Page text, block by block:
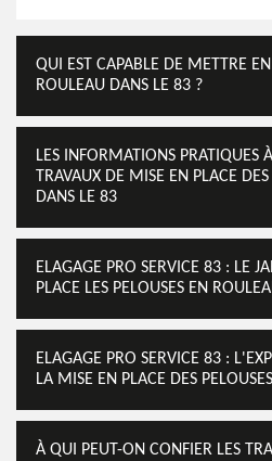
QUI EST CAPABLE DE METTRE EN
ROULEAU DANS LE 83 ?
LES INFORMATIONS PRATIQUES
TRAVAUX DE MISE EN PLACE
DANS LE 83
ELAGAGE PRO SERVICE 83 : LE
PLACE LES PELOUSES EN
ELAGAGE PRO SERVICE 83 :
LA MISE EN PLACE DES
À QUI PEUT-ON CONFIER LES